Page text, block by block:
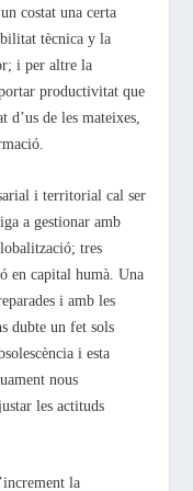
costat una certa
tècnica y la
i per altre la
productivitat que
d’us de les mateixes,
i territorial cal ser
a gestionar amb
tres
en capital humà. Una
i amb les
dubte un fet sols
i esta
nous
les actituds
la